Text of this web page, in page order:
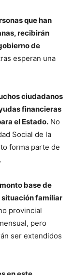
que han
recibirán
de
esperan una
ciudadanos
financieras
el Estado. No
Social de la
forma parte de
base de
situación familiar
provincial
pero
ser extendidos